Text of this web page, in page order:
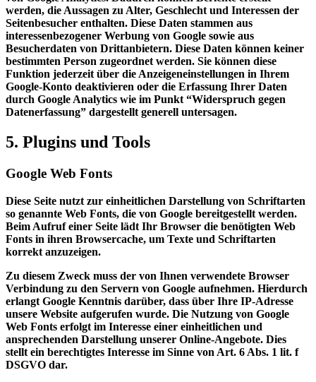
werden, die Aussagen zu Alter, Geschlecht und Interessen der
Seitenbesucher enthalten. Diese Daten stammen aus
interessenbezogener Werbung von Google sowie aus
Besucherdaten von Drittanbietern. Diese Daten können keiner
bestimmten Person zugeordnet werden. Sie können diese
Funktion jederzeit über die Anzeigeneinstellungen in Ihrem
Google-Konto deaktivieren oder die Erfassung Ihrer Daten
durch Google Analytics wie im Punkt “Widerspruch gegen
Datenerfassung” dargestellt generell untersagen.
5. Plugins und Tools
Google Web Fonts
Diese Seite nutzt zur einheitlichen Darstellung von Schriftarten
so genannte Web Fonts, die von Google bereitgestellt werden.
Beim Aufruf einer Seite lädt Ihr Browser die benötigten Web
Fonts in ihren Browsercache, um Texte und Schriftarten
korrekt anzuzeigen.
Zu diesem Zweck muss der von Ihnen verwendete Browser
Verbindung zu den Servern von Google aufnehmen. Hierdurch
erlangt Google Kenntnis darüber, dass über Ihre IP-Adresse
unsere Website aufgerufen wurde. Die Nutzung von Google
Web Fonts erfolgt im Interesse einer einheitlichen und
ansprechenden Darstellung unserer Online-Angebote. Dies
stellt ein berechtigtes Interesse im Sinne von Art. 6 Abs. 1 lit. f
DSGVO dar.